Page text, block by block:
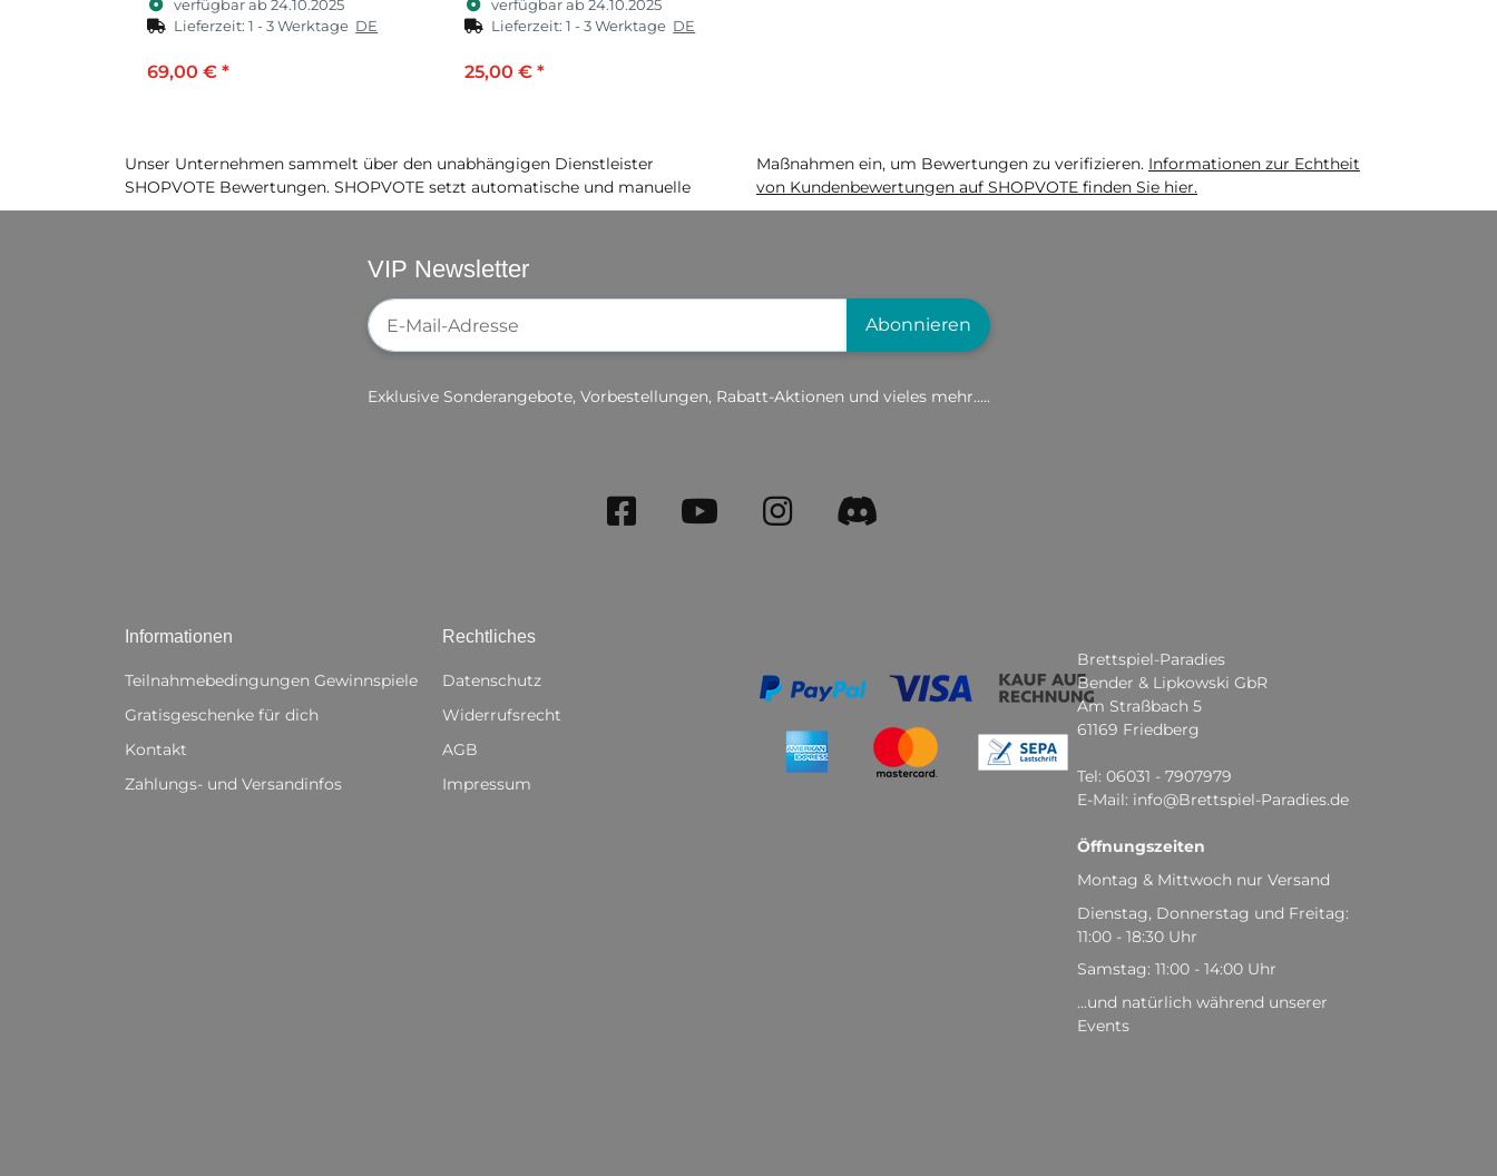
verfügbar ab 24.10.2025
Lieferzeit:1 - 3 Werktage DE
69,00 € *
verfügbar ab 24.10.2025
Lieferzeit:1 - 3 Werktage DE
25,00 € *
Unser Unternehmen sammelt über den unabhängigen Dienstleister
SHOPVOTE Bewertungen. SHOPVOTE setzt automatische und manuelle
Maßnahmen ein, um Bewertungen zu verifizieren. Informationen zur Echtheit
von Kundenbewertungen auf SHOPVOTE finden Sie hier.
VIP Newsletter
Newsletter-Registrierung
Abonnieren
Exklusive Sonderangebote, Vorbestellungen, Rabatt-Aktionen und vieles mehr.....
Informationen
Teilnahmebedingungen Gewinnspiele
Gratisgeschenke für dich
Kontakt
Zahlungs- und Versandinfos
Rechtliches
Datenschutz
Widerrufsrecht
AGB
Impressum
Brettspiel-Paradies
Bender & Lipkowski GbR
Am Straßbach 5
61169 Friedberg
Tel: 06031 - 7907979
E-Mail: info@Brettspiel-Paradies.de
Öffnungszeiten
Montag & Mittwoch nur Versand
Dienstag, Donnerstag und Freitag:
11:00 - 18:30 Uhr
Samstag: 11:00 - 14:00 Uhr
...und natürlich während unserer
Events